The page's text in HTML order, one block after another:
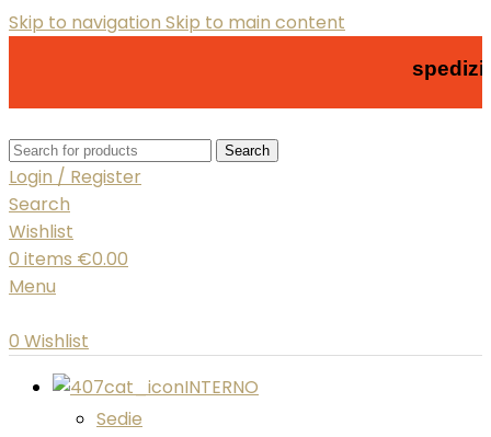
Skip to navigation Skip to main content
Search
Login / Register
Search
Wishlist
0 items €0.00
Menu
0 Wishlist
INTERNO
Sedie